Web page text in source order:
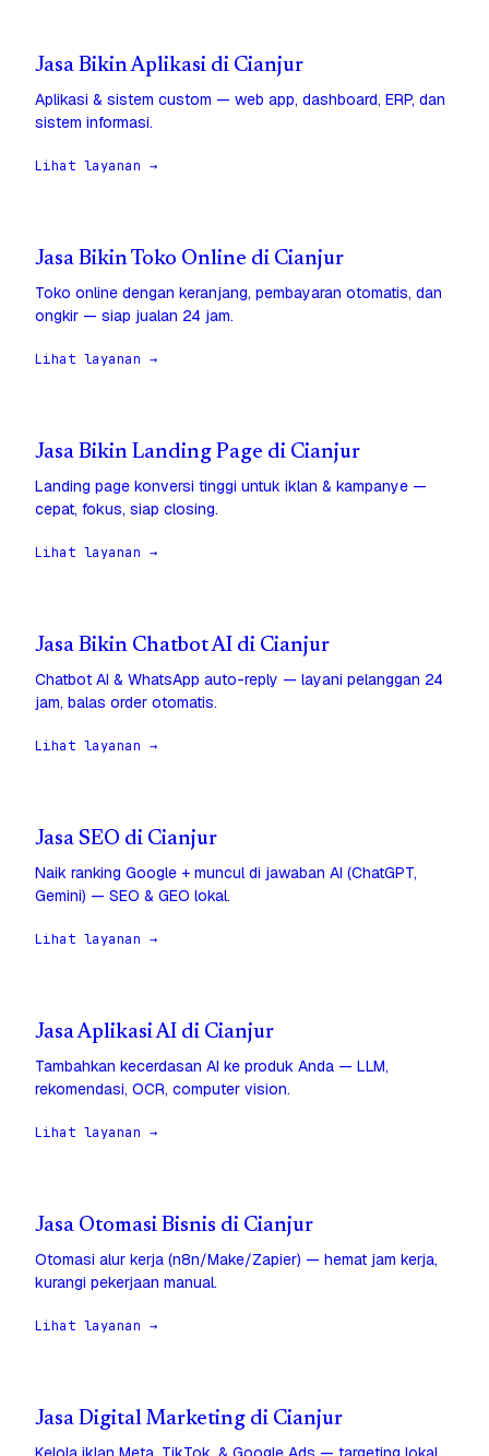
Jasa Bikin Aplikasi di Cianjur
Aplikasi & sistem custom — web app, dashboard, ERP, dan
sistem informasi.
Lihat layanan →
Jasa Bikin Toko Online di Cianjur
Toko online dengan keranjang, pembayaran otomatis, dan
ongkir — siap jualan 24 jam.
Lihat layanan →
Jasa Bikin Landing Page di Cianjur
Landing page konversi tinggi untuk iklan & kampanye —
cepat, fokus, siap closing.
Lihat layanan →
Jasa Bikin Chatbot AI di Cianjur
Chatbot AI & WhatsApp auto-reply — layani pelanggan 24
jam, balas order otomatis.
Lihat layanan →
Jasa SEO di Cianjur
Naik ranking Google + muncul di jawaban AI (ChatGPT,
Gemini) — SEO & GEO lokal.
Lihat layanan →
Jasa Aplikasi AI di Cianjur
Tambahkan kecerdasan AI ke produk Anda — LLM,
rekomendasi, OCR, computer vision.
Lihat layanan →
Jasa Otomasi Bisnis di Cianjur
Otomasi alur kerja (n8n/Make/Zapier) — hemat jam kerja,
kurangi pekerjaan manual.
Lihat layanan →
Jasa Digital Marketing di Cianjur